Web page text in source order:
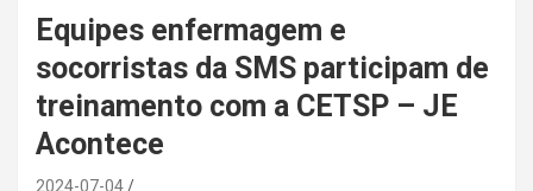
automotiva, mineração,
indústria naval, etc
Equipes enfermagem e
socorristas da SMS participam de
treinamento com a CETSP – JE
Acontece
2024-07-04